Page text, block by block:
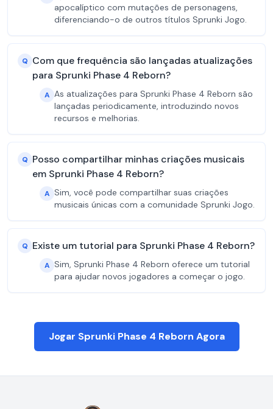
apocalíptico com mutações de personagens,
diferenciando-o de outros títulos Sprunki Jogo.
Q Com que frequência são lançadas atualizações
para Sprunki Phase 4 Reborn?
A As atualizações para Sprunki Phase 4 Reborn são
lançadas periodicamente, introduzindo novos
recursos e melhorias.
Q Posso compartilhar minhas criações musicais
em Sprunki Phase 4 Reborn?
A Sim, você pode compartilhar suas criações
musicais únicas com a comunidade Sprunki Jogo.
Q Existe um tutorial para Sprunki Phase 4 Reborn?
A Sim, Sprunki Phase 4 Reborn oferece um tutorial
para ajudar novos jogadores a começar o jogo.
Jogar Sprunki Phase 4 Reborn Agora